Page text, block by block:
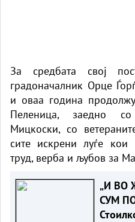
За средбата свој
градоначалник Орце
и оваа година
Пеленица, заедно со
Мицкоски, со
сите искрени луѓе кои
труд, верба и љубов за
„И ВО
СУМ